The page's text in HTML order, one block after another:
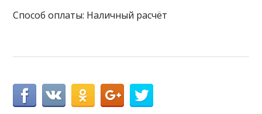
Способ оплаты: Наличный расчёт